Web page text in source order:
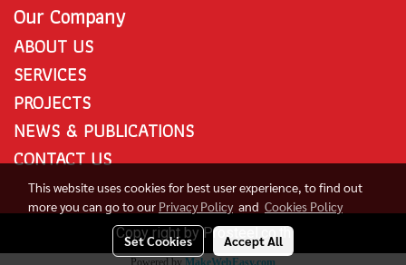
Our Company
ABOUT US
SERVICES
PROJECTS
NEWS & PUBLICATIONS
CONTACT US
Copy right by Prosteel.co.th
Powered by MakeWebEasy.com
This website uses cookies for best user experience, to find out
more you can go to our Privacy Policyand Cookies Policy
Set Cookies Accept All